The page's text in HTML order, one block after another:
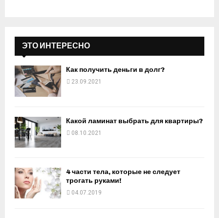
ЭТО ИНТЕРЕСНО
Как получить деньги в долг?
23.09.2021
Какой ламинат выбрать для квартиры?
08.10.2021
4 части тела, которые не следует
трогать руками!
04.07.2019